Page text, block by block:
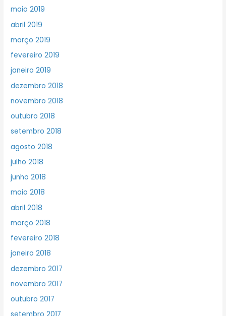
maio 2019
abril 2019
março 2019
fevereiro 2019
janeiro 2019
dezembro 2018
novembro 2018
outubro 2018
setembro 2018
agosto 2018
julho 2018
junho 2018
maio 2018
abril 2018
março 2018
fevereiro 2018
janeiro 2018
dezembro 2017
novembro 2017
outubro 2017